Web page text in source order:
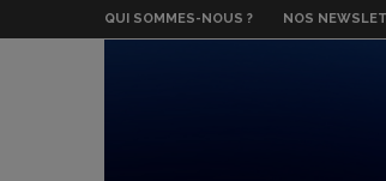
QUI SOMMES-NOUS ? NOS